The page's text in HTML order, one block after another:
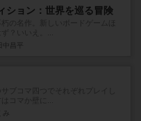
ション：世界を巡る冒険
？いいえ。...
中昌平
み